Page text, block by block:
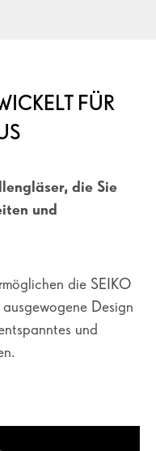
FÜR
die Sie
und
die SEIKO
Design
und